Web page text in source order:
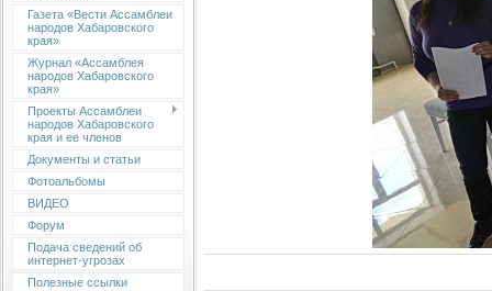
Газета «Вести Ассамблеи
народов Хабаровского
края»
Журнал «Ассамблея
народов Хабаровского
края»
Проекты Ассамблеи
народов Хабаровского
края и ее членов
Документы и статьи
Фотоальбомы
ВИДЕО
Форум
Подача сведений об
интернет-угрозах
Полезные ссылки